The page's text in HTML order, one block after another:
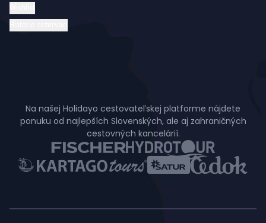
Na našej Holidayo cestovateľskej platforme nájdete
ponuku od najlepších Slovenských, ale aj zahraničných
cestovných kancelárií.